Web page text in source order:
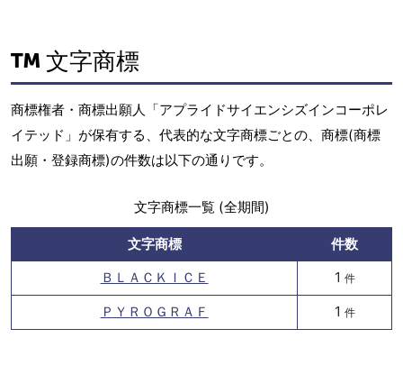
文字商標
商標権者・商標出願人「アプライドサイエンシズインコーポレ
イテッド」が保有する、代表的な文字商標ごとの、商標(商標
出願・登録商標)の件数は以下の通りです。
文字商標一覧 (全期間)
文字商標
件数
ＢＬＡＣＫＩＣＥ
1 件
ＰＹＲＯＧＲＡＦ 1 件